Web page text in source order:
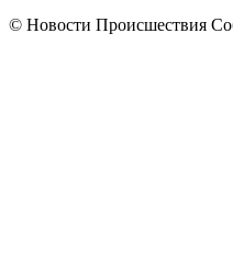
© Новости Происшествия